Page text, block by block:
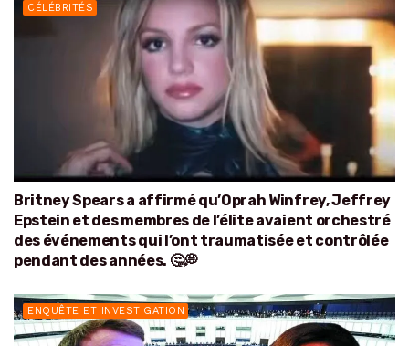
CÉLÉBRITÉS
Britney Spears a affirmé qu’Oprah Winfrey, Jeffrey
Epstein et des membres de l’élite avaient orchestré
des événements qui l’ont traumatisée et contrôlée
pendant des années. 🤔💭
ENQUÊTE ET INVESTIGATION